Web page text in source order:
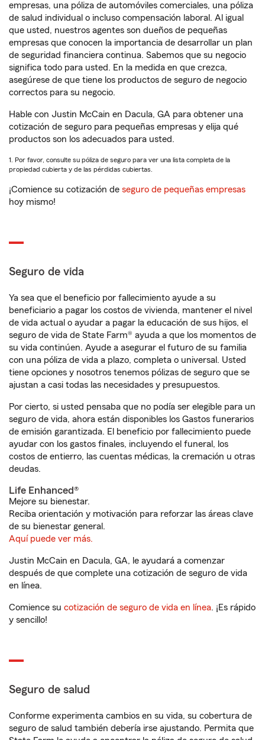
empresas, una póliza de automóviles comerciales, una póliza
de salud individual o incluso compensación laboral. Al igual
que usted, nuestros agentes son dueños de pequeñas
empresas que conocen la importancia de desarrollar un plan
de seguridad financiera continua. Sabemos que su negocio
significa todo para usted. En la medida en que crezca,
asegúrese de que tiene los productos de seguro de negocio
correctos para su negocio.
Hable con Justin McCain en Dacula, GA para obtener una
cotización de seguro para pequeñas empresas y elija qué
productos son los adecuados para usted.
1. Por favor, consulte su póliza de seguro para ver una lista completa de la
propiedad cubierta y de las pérdidas cubiertas.
¡Comience su cotización de seguro de pequeñas empresas
hoy mismo!
Seguro de vida
Ya sea que el beneficio por fallecimiento ayude a su
beneficiario a pagar los costos de vivienda, mantener el nivel
de vida actual o ayudar a pagar la educación de sus hijos, el
seguro de vida de State Farm® ayuda a que los momentos de
su vida continúen. Ayude a asegurar el futuro de su familia
con una póliza de vida a plazo, completa o universal. Usted
tiene opciones y nosotros tenemos pólizas de seguro que se
ajustan a casi todas las necesidades y presupuestos.
Por cierto, si usted pensaba que no podía ser elegible para un
seguro de vida, ahora están disponibles los Gastos funerarios
de emisión garantizada. El beneficio por fallecimiento puede
ayudar con los gastos finales, incluyendo el funeral, los
costos de entierro, las cuentas médicas, la cremación u otras
deudas.
Life Enhanced®
Mejore su bienestar.
Reciba orientación y motivación para reforzar las áreas clave
de su bienestar general.
Aquí puede ver más.
Justin McCain en Dacula, GA, le ayudará a comenzar
después de que complete una cotización de seguro de vida
en línea.
Comience su cotización de seguro de vida en línea. ¡Es rápido
y sencillo!
Seguro de salud
Conforme experimenta cambios en su vida, su cobertura de
seguro de salud también debería irse ajustando. Permita que